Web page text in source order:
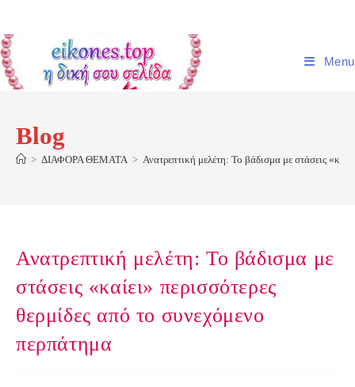
content
Menu
Blog
> ΔΙΑΦΟΡΑ ΘΕΜΑΤΑ > Ανατρεπτική μελέτη: Το βάδισμα με στάσεις
Ανατρεπτική μελέτη: Το βάδισμα με
στάσεις «καίει» περισσότερες
θερμίδες από το συνεχόμενο
περπάτημα